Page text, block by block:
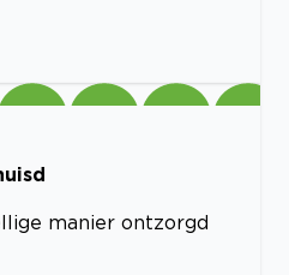
manier ontzorgd